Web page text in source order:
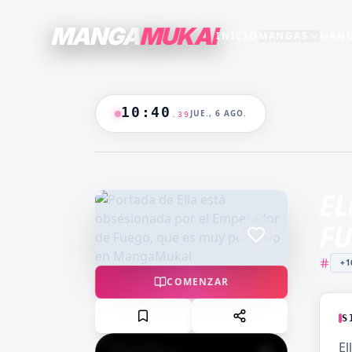
MANGAMUKAIINICIO
TODO EL CATALOGO
BLANCO & NEGRO
CATALOGO
ANIME
HENTAI
MADRASTRA MADRE
MANGA AKARI
YAKUIN
MANGA PARA
10 :40 40 JUE., 6 AGO.
ESTRENO
COMENZAR